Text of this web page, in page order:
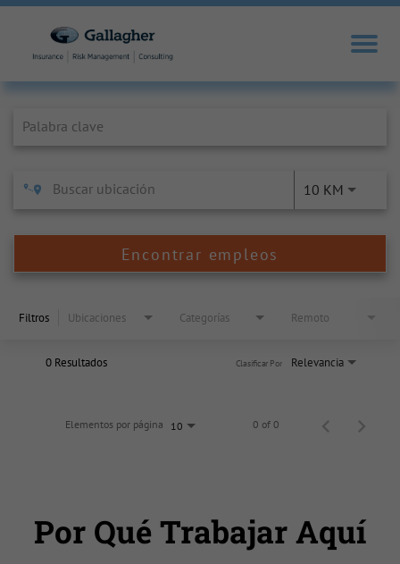
10 KM
Encontrar empleos
Filtros Ubicaciones Categorías Remoto
0 Resultados Relevancia
Clasificar Por
Elementos por página 10 0 of 0
Por Qué Trabajar Aquí